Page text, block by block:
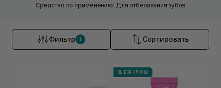
Средство по применению: Для отбеливания зубов
Фильтр 1 Сортировать
ВЫБОР ИЛОНЫ